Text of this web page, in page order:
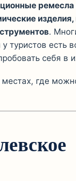
ремесла
.
у туристов есть
себя в
местах, где